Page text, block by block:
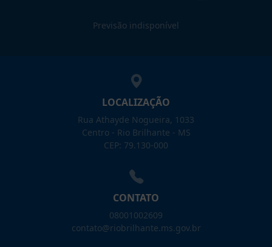
Previsão indisponível
LOCALIZAÇÃO
Rua Athayde Nogueira, 1033
Centro - Rio Brilhante - MS
CEP: 79.130-000
CONTATO
08001002609
contato@riobrilhante.ms.gov.br